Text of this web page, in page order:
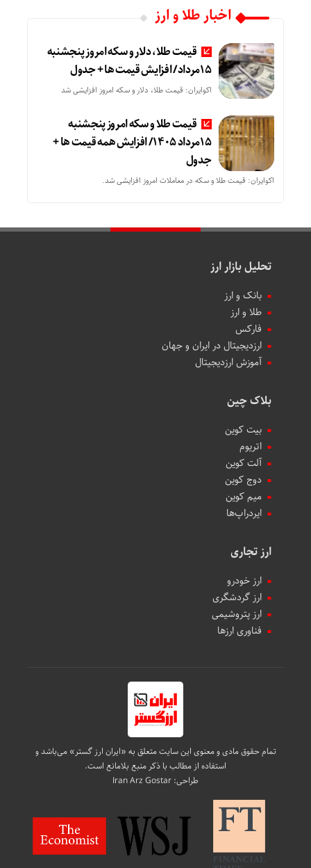
اخبار طلا و ارز
قیمت طلا، دلار و سکه امروز پنجشنبه
15مرداد/ افزایش قیمت ها + جدول
اکوایران: قیمت طلا، دلار و سکه امروز افزایشی شد
قیمت طلا و سکه امروز پنجشنبه
15مرداد 1405/ افزایش همه قیمت ها +
جدول
اکوایران: قیمت طلا و سکه در معاملات امروز افزایشی شد.
تحلیل بازار ارز
بانک و ارز
طلا و ارز
فارکس
ارزدیجیتال در ایران و جهان
آموزش ارزدیجیتال
بلاک چین
بیت کوین
اتریوم
آلت کوین
دوج کوین
میم کوین‌
ایردراپ‌ها
ارز تجاری
ارز خودرو
ارز گردشگری
ارز پتروشیمی
فناوری ارزها
تمام حقوق مادی و معنوی این سایت متعلق به «ایران ارز گستر» می‌باشد و
استفاده از مطالب با ذکر منبع بلامانع است.
طراحی:Iran Arz Gostar